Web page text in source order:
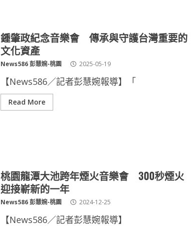
鍾肇政紀念音樂會 傳承與守護台灣重要的
文化資產
News586 彭慧婉-桃園 2025-05-19
【News586／記者彭慧婉報導】「
Read More
桃園龍潭大池跨年煙火音樂會 300秒煙火
迎接嶄新的一年
News586 彭慧婉-桃園 2024-12-25
【News586／記者彭慧婉報導】